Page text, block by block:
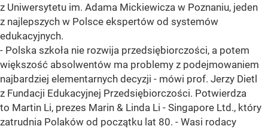
z Uniwersytetu im. Adama Mickiewicza w Poznaniu, jeden
z najlepszych w Polsce ekspertów od systemów
edukacyjnych.
- Polska szkoła nie rozwija przedsiębiorczości, a potem
większość absolwentów ma problemy z podejmowaniem
najbardziej elementarnych decyzji - mówi prof. Jerzy Dietl
z Fundacji Edukacyjnej Przedsiębiorczości. Potwierdza
to Martin Li, prezes Marin & Linda Li - Singapore Ltd., który
zatrudnia Polaków od początku lat 80. - Wasi rodacy